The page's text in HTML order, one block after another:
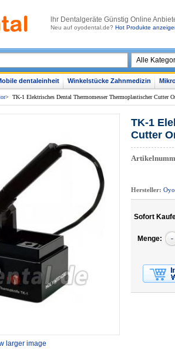
lhr Dentalgeräte Günstig Online
Neu auf oyodental.de? Hot Produkte
dentaleinheit Winkelstücke Zahnmedizin
> TK-1 Elektrisches Dental Thermomesser Thermoplastischer Cutter
larger image
TK-1
Cutter
Hersteller:
Sofort
Menge: